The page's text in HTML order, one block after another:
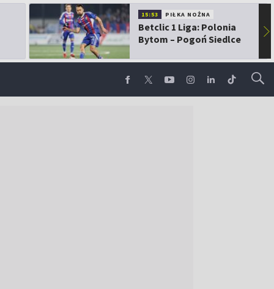
15:53 PIŁKA NOŻNA
Betclic 1 Liga: Polonia
Bytom – Pogoń Siedlce
▶